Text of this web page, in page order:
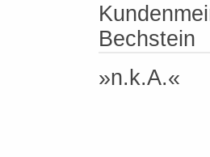
Bechstein
»n.k.A.«